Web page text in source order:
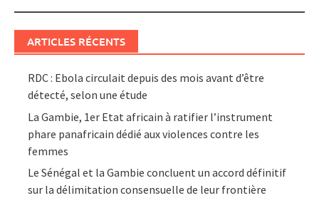
ARTICLES RÉCENTS
RDC : Ebola circulait depuis des mois avant d’être
détecté, selon une étude
La Gambie, 1er Etat africain à ratifier l’instrument
phare panafricain dédié aux violences contre les
femmes
Le Sénégal et la Gambie concluent un accord définitif
sur la délimitation consensuelle de leur frontière